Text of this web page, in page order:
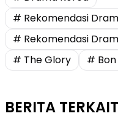
# Rekomendasi
# Rekomendasi
# The Glory
#
BERITA TERKAIT